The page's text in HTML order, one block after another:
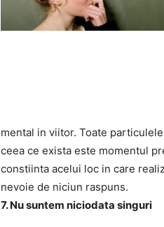
mental in viitor. Toate
ceea ce exista este momentul
constiinta acelui loc in care
nevoie de niciun raspuns.
7. Nu suntem niciodata singuri